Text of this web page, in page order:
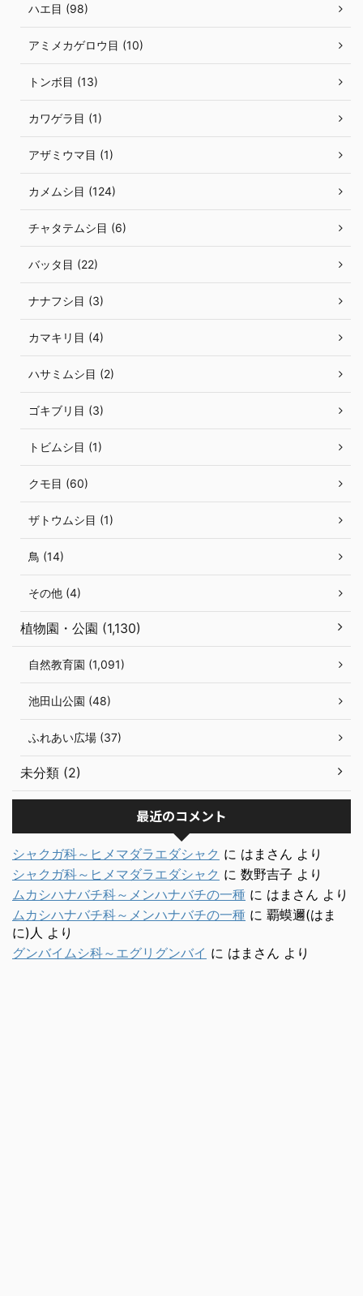
ハエ目 (98)
アミメカゲロウ目 (10)
トンボ目 (13)
カワゲラ目 (1)
アザミウマ目 (1)
カメムシ目 (124)
チャタテムシ目 (6)
バッタ目 (22)
ナナフシ目 (3)
カマキリ目 (4)
ハサミムシ目 (2)
ゴキブリ目 (3)
トビムシ目 (1)
クモ目 (60)
ザトウムシ目 (1)
鳥 (14)
その他 (4)
植物園・公園 (1,130)
自然教育園 (1,091)
池田山公園 (48)
ふれあい広場 (37)
未分類 (2)
最近のコメント
シャクガ科～ヒメマダラエダシャク に はまさん より
シャクガ科～ヒメマダラエダシャク に 数野吉子 より
ムカシハナバチ科～メンハナバチの一種 に はまさん より
ムカシハナバチ科～メンハナバチの一種 に 覇蟆邇(はま
に)人 より
グンバイムシ科～エグリグンバイ に はまさん より